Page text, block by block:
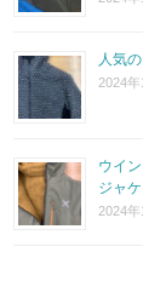
人気
2024年
ウイ
ジャ
2024年